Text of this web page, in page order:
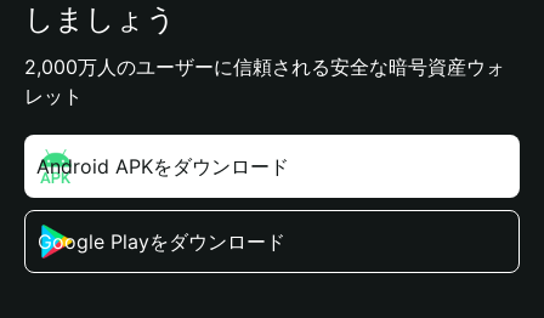
しましょう
2,000万人のユーザーに信頼される安全な暗号資産ウォ
レット
Android APKをダウンロード
Google Playをダウンロード